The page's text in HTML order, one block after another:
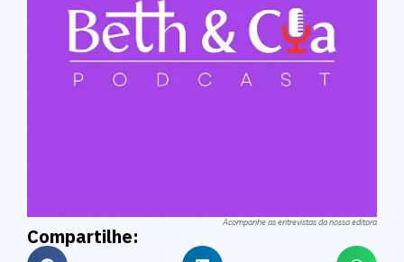
Acompanhe as entrevistas da nossa editora
Compartilhe: